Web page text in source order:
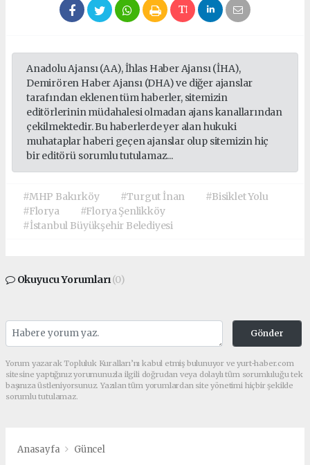
Anadolu Ajansı (AA), İhlas Haber Ajansı (İHA),
Demirören Haber Ajansı (DHA) ve diğer ajanslar
tarafından eklenen tüm haberler, sitemizin
editörlerinin müdahalesi olmadan ajans kanallarından
çekilmektedir. Bu haberlerde yer alan hukuki
muhataplar haberi geçen ajanslar olup sitemizin hiç
bir editörü sorumlu tutulamaz...
#MHP Bakırköy #Turgut İnan
#Bisiklet Yolu
#Florya
#Florya Şenlikköy
#İstanbul Büyükşehir Belediyesi
Okuyucu Yorumları(0)
Gönder
Yorum yazarak Topluluk Kuralları’nı kabul etmiş bulunuyor ve yurt-haber.com
sitesine yaptığınız yorumunuzla ilgili doğrudan veya dolaylı tüm sorumluluğu tek
başınıza üstleniyorsunuz. Yazılan tüm yorumlardan site yönetimi hiçbir şekilde
sorumlu tutulamaz.
Anasayfa Güncel